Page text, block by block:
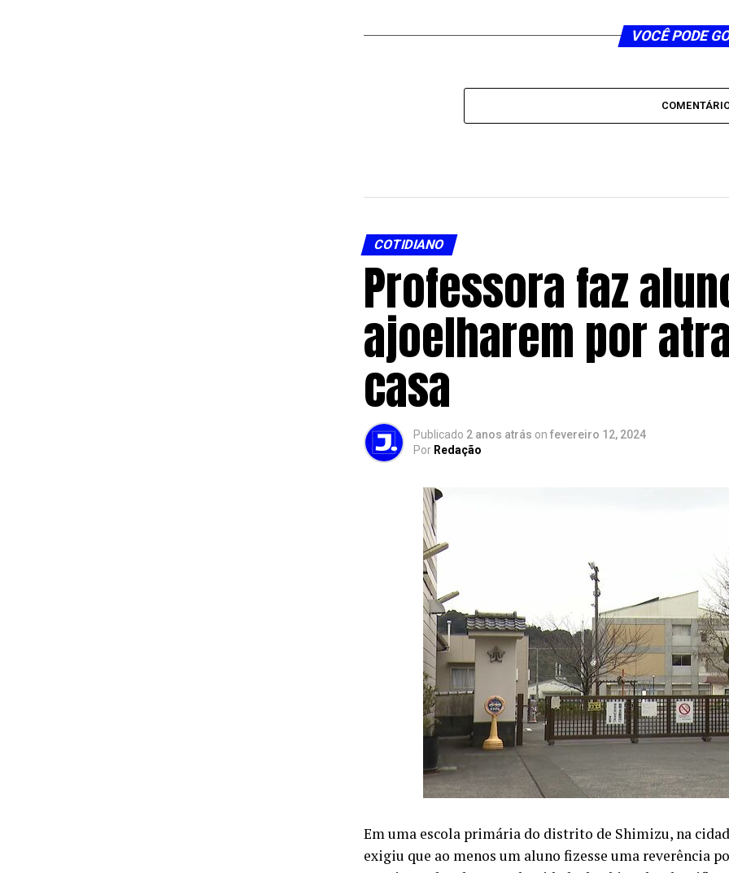
VOCÊ PODE
COTIDIANO
Professora faz
ajoelharem por
casa
Publicado 2 anos atrás on fevereiro 12, 2024
Por Redação
Em uma escola primária do distrito de Shimizu, na
exigiu que ao menos um aluno fizesse uma reverência